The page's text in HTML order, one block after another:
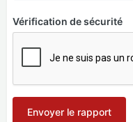
Vérification de sécurité
Envoyer le rapport